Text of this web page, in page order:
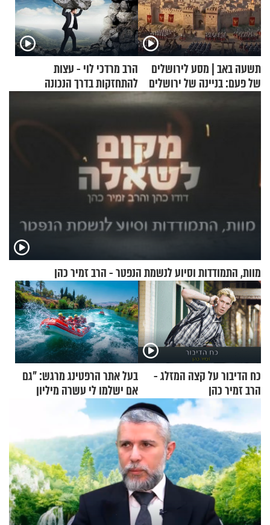
תשעה באב | מסע לירושלים
של פעם: בניינה של ירושלים
הרב מרדכי לוי - עצות
להתחזקות בדרך הנכונה
מוות, התמודדות וסיוע לנשמת הנפטר - הרב זמיר כהן
כח הדיבור על קצה המזלג -
הרב זמיר כהן
בעל אתר הרפטינג מרגש: "גם
אם ישלמו לי עשרה מיליון
שקלים - לא אפתח בשבת"